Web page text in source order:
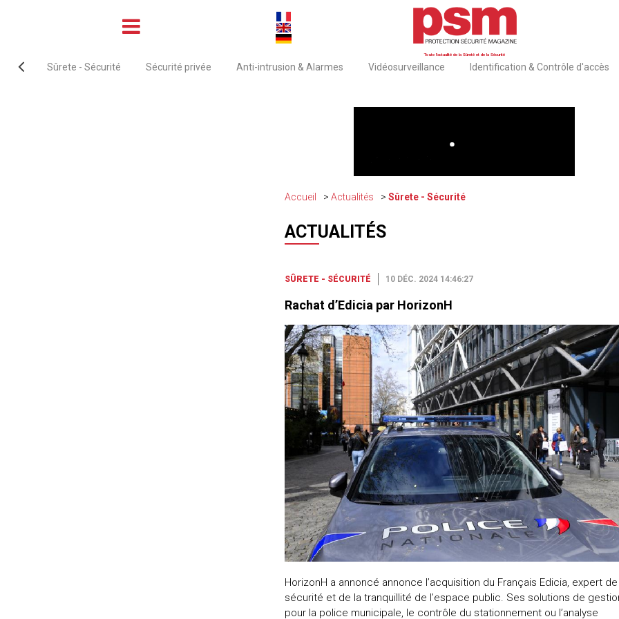
Toute l'actualité de la Sûreté et de la Sécurité
Sûrete - Sécurité Sécurité privée Anti-intrusion & Alarmes Vidéosurveillance Identification & Contrôle d'accès
Accueil Actualités Sûrete - Sécurité
ACTUALITÉS
SÛRETE - SÉCURITÉ 10 DÉC. 2024 14:46:27
Rachat d’Edicia par HorizonH
HorizonH a annoncé annonce l’acquisition du Français Edicia, expert
sécurité et de la tranquillité de l’espace public. Ses solutions de
pour la police municipale, le contrôle du stationnement ou l’analyse